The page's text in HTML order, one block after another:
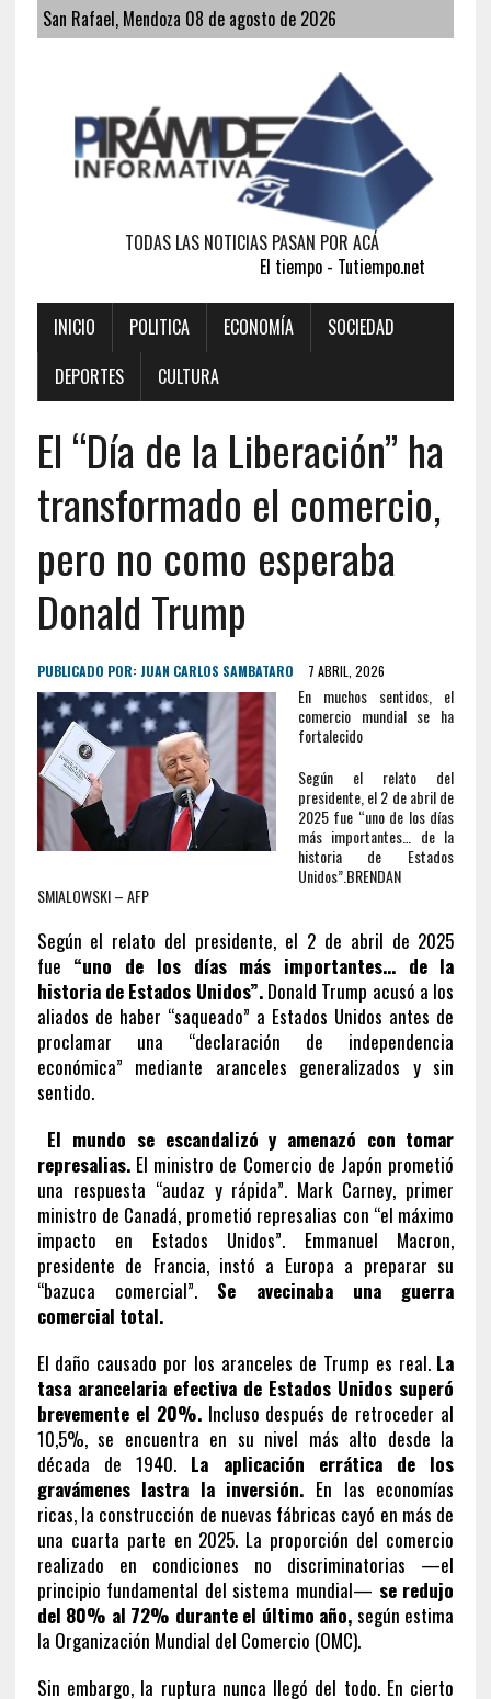
San Rafael, Mendoza 08 de agosto de 2026
TODAS LAS NOTICIAS PASAN POR ACÁ
El tiempo - Tutiempo.net
INICIO POLITICA ECONOMÍA
SOCIEDAD
DEPORTES
CULTURA
El “Día de la Liberación” ha
transformado el comercio,
pero no como esperaba
Donald Trump
PUBLICADO POR: JUAN CARLOS SAMBATARO 7 ABRIL, 2026
En muchos sentidos, el
comercio mundial se ha
fortalecido
Según el relato del
presidente, el 2 de abril de
2025 fue “uno de los días
más importantes… de la
historia de Estados
Unidos”.BRENDAN
SMIALOWSKI – AFP
Según el relato del presidente, el 2 de abril de 2025
fue “uno de los días más importantes… de la
historia de Estados Unidos”.Donald Trump acusó a los
aliados de haber “saqueado” a Estados Unidos antes de
proclamar una “declaración de independencia
económica” mediante aranceles generalizados y sin
sentido.
El mundo se escandalizó y amenazó con tomar
represalias.El ministro de Comercio de Japón prometió
una respuesta “audaz y rápida”. Mark Carney, primer
ministro de Canadá, prometió represalias con “el máximo
impacto en Estados Unidos”. Emmanuel Macron,
presidente de Francia, instó a Europa a preparar su
“bazuca comercial”. Se avecinaba una guerra
comercial total.
El daño causado por los aranceles de Trump es real.La
tasa arancelaria efectiva de Estados Unidos superó
brevemente el 20%.Incluso después de retroceder al
10,5%, se encuentra en su nivel más alto desde la
década de 1940. La aplicación errática de los
gravámenes lastra la inversión. En las economías
ricas, la construcción de nuevas fábricas cayó en más de
una cuarta parte en 2025. La proporción del comercio
realizado en condiciones no discriminatorias —el
principio fundamental del sistema mundial— se redujo
del 80% al 72% durante el último año, según estima
la Organización Mundial del Comercio (OMC).
Sin embargo, la ruptura nunca llegó del todo. En cierto